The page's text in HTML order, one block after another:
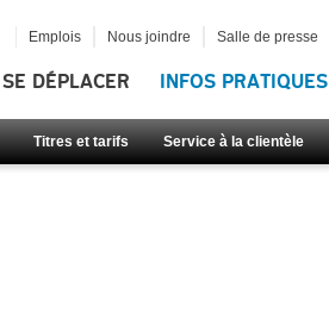
SE DÉPLACER INFOS PRATIQUES
Titres et tarifs Service à la clientèle
Emplois Nous joindre Salle de presse